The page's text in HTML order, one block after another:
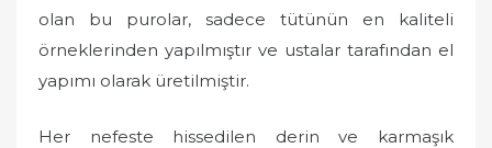
olan bu purolar, sadece tütünün en kaliteli
örneklerinden yapılmıştır ve ustalar tarafından el
yapımı olarak üretilmiştir.
Her nefeste hissedilen derin ve karmaşık